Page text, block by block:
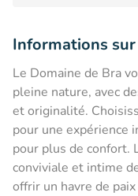
Informations
Le Domaine de Bra
pleine nature, avec
et originalité.
pour une expérience
pour plus de confort.
conviviale et intime
offrir un havre de